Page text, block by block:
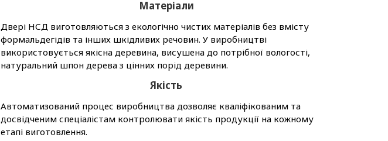
Матеріали
Двері НСД виготовляються з екологічно чистих матеріалів без вмісту
формальдегідів та інших шкідливих речовин. У виробництві
використовується якісна деревина, висушена до потрібної вологості,
натуральний шпон дерева з цінних порід деревини.
Якість
Автоматизований процес виробництва дозволяє кваліфікованим та
досвідченим спеціалістам контролювати якість продукції на кожному
етапі виготовлення.